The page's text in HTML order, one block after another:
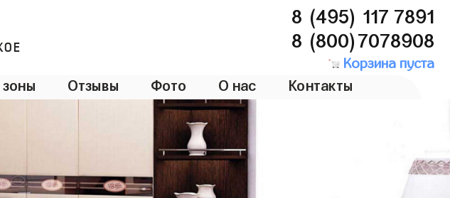
8 (495) 117 7891
8 (800)7078908
Корзина пуста
Отзывы Фото О нас Контакты